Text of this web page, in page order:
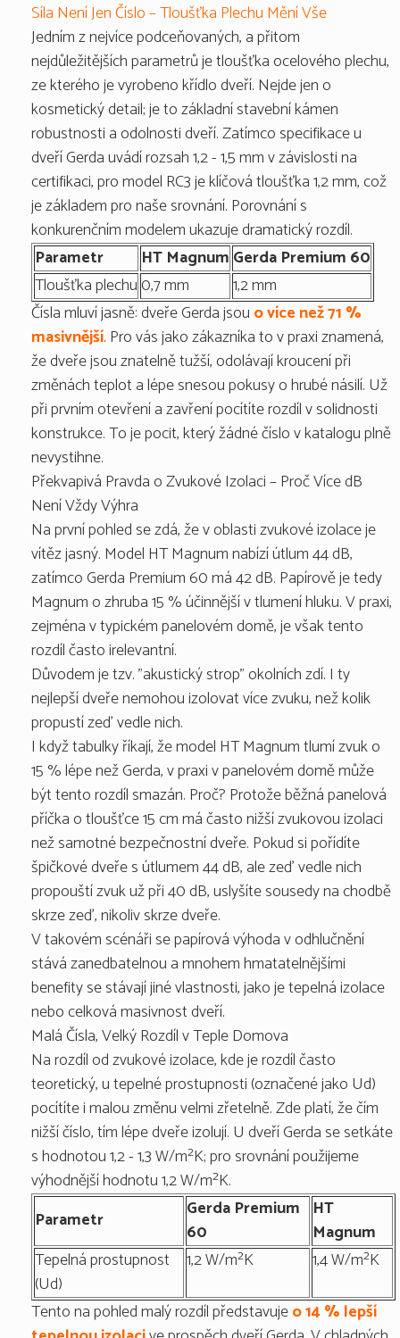
Síla Není Jen Číslo – Tloušťka Plechu Mění Vše
Jedním z nejvíce podceňovaných, a přitom
nejdůležitějších parametrů je tloušťka ocelového plechu,
ze kterého je vyrobeno křídlo dveří. Nejde jen o
kosmetický detail; je to základní stavební kámen
robustnosti a odolnosti dveří. Zatímco specifikace u
dveří Gerda uvádí rozsah 1,2 - 1,5 mm v závislosti na
certifikaci, pro model RC3 je klíčová tloušťka 1,2 mm, což
je základem pro naše srovnání. Porovnání s
konkurenčním modelem ukazuje dramatický rozdíl.
Parametr
HT Magnum Gerda Premium 60
Tloušťka plechu0,7 mm
1,2 mm
Čísla mluví jasně: dveře Gerda jsou o více než 71 %
masivnější. Pro vás jako zákazníka to v praxi znamená,
že dveře jsou znatelně tužší, odolávají kroucení při
změnách teplot a lépe snesou pokusy o hrubé násilí. Už
při prvním otevření a zavření pocítíte rozdíl v solidnosti
konstrukce. To je pocit, který žádné číslo v katalogu plně
nevystihne.
Překvapivá Pravda o Zvukové Izolaci – Proč Více dB
Není Vždy Výhra
Na první pohled se zdá, že v oblasti zvukové izolace je
vítěz jasný. Model HT Magnum nabízí útlum 44 dB,
zatímco Gerda Premium 60 má 42 dB. Papírově je tedy
Magnum o zhruba 15 % účinnější v tlumení hluku. V praxi,
zejména v typickém panelovém domě, je však tento
rozdíl často irelevantní.
Důvodem je tzv. "akustický strop" okolních zdí. I ty
nejlepší dveře nemohou izolovat více zvuku, než kolik
propustí zeď vedle nich.
I když tabulky říkají, že model HT Magnum tlumí zvuk o
15 % lépe než Gerda, v praxi v panelovém domě může
být tento rozdíl smazán. Proč? Protože běžná panelová
příčka o tloušťce 15 cm má často nižší zvukovou izolaci
než samotné bezpečnostní dveře. Pokud si pořídíte
špičkové dveře s útlumem 44 dB, ale zeď vedle nich
propouští zvuk už při 40 dB, uslyšíte sousedy na chodbě
skrze zeď, nikoliv skrze dveře.
V takovém scénáři se papírová výhoda v odhlučnění
stává zanedbatelnou a mnohem hmatatelnějšími
benefity se stávají jiné vlastnosti, jako je tepelná izolace
nebo celková masivnost dveří.
Malá Čísla, Velký Rozdíl v Teple Domova
Na rozdíl od zvukové izolace, kde je rozdíl často
teoretický, u tepelné prostupnosti (označené jako Ud)
pocítíte i malou změnu velmi zřetelně. Zde platí, že čím
nižší číslo, tím lépe dveře izolují. U dveří Gerda se setkáte
s hodnotou 1,2 - 1,3 W/m²K; pro srovnání použijeme
výhodnější hodnotu 1,2 W/m²K.
Parametr
Gerda Premium
60
HT
Magnum
Tepelná prostupnost
(Ud)
1,2 W/m²K
1,4 W/m²K
Tento na pohled malý rozdíl představujeo 14 % lepší